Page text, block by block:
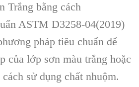
Trắng bằng cách
ASTM D3258-04(2019)
pháp tiêu chuẩn để
của lớp sơn màu trắng hoặc
sử dụng chất nhuộm.